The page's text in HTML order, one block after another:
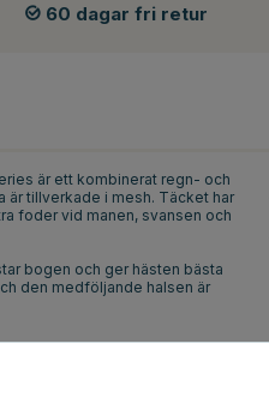
60 dagar fri retur
är ett kombinerat regn- och
tillverkade i mesh. Täcket har
foder vid manen, svansen och
bogen och ger hästen bästa
den medföljande halsen är